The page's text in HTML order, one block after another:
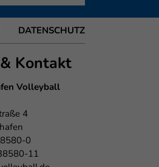
DATENSCHUTZ
Kontakt
Volleyball
4
0
11